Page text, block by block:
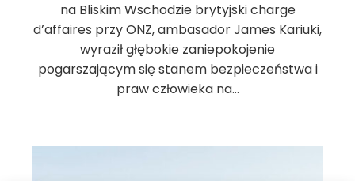
na Bliskim Wschodzie brytyjski charge
d’affaires przy ONZ, ambasador James Kariuki,
wyraził głębokie zaniepokojenie
pogarszającym się stanem bezpieczeństwa i
praw człowieka na…